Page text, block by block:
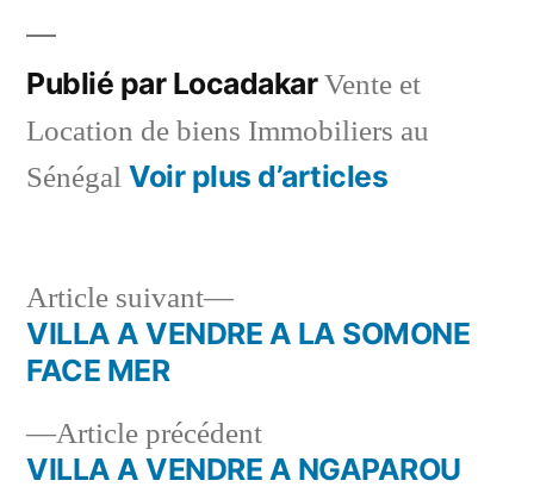
Publié par LocadakarVente et
Location de biens Immobiliers au
Sénégal Voir plus d’articles
Navigation
l’article
Article précédentArticle
précédent :
VILLA A VENDRE A NGAPAROU
Article suivant
Article
suivant :
VILLA A VENDRE A LA SOMONE
FACE MER